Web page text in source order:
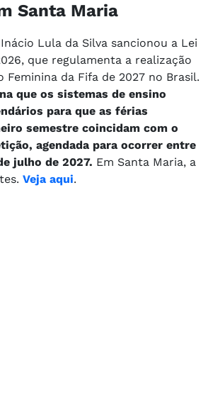
Santa Maria
Lula da Silva sancionou a Lei
que regulamenta a realização
Feminina da Fifa de 2027 no Brasil.
que os sistemas de ensino
para que as férias
semestre coincidam com o
agendada para ocorrer entre
julho de 2027. Em Santa Maria, a
Veja aqui.